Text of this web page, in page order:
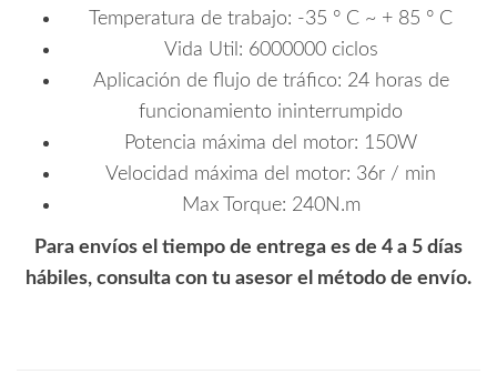
Temperatura de trabajo: -35 ° C ~ + 85 ° C
Vida Util: 6000000 ciclos
Aplicación de flujo de tráfico: 24 horas de
funcionamiento ininterrumpido
Potencia máxima del motor: 150W
Velocidad máxima del motor: 36r / min
Max Torque: 240N.m
Para envíos el tiempo de entrega es de 4 a 5 días
hábiles, consulta con tu asesor el método de envío.